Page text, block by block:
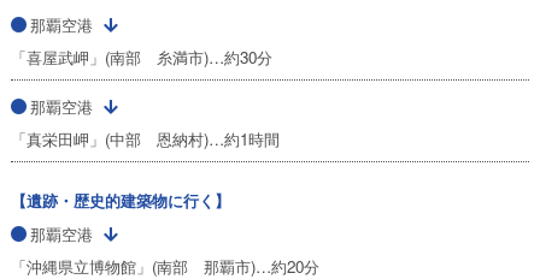
那覇空港
「喜屋武岬」(南部 糸満市)…約30分
那覇空港
「真栄田岬」(中部 恩納村)…約1時間
【遺跡・歴史的建築物に行く】
那覇空港
「沖縄県立博物館」(南部 那覇市)…約20分